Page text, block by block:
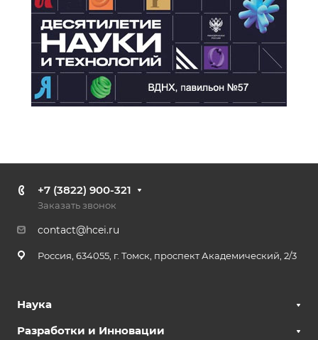
+7 (3822) 900-321
Заказать звонок
contact@hcei.ru
Россия, 634055, г. Томск, проспект Академический, 2/3
Наука
Разработки и Инновации